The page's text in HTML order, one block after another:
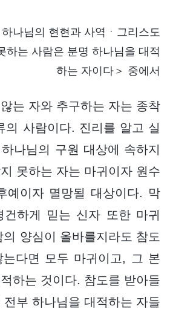
님의 현현과 사역ㆍ그리스도
하는 사람은 분명 하나님을 대적
하는 자이다＞ 중에서
는 자와 추구하는 자는 종착
의 사람이다. 진리를 알고 실
나님의 구원 대상에 속하지
못하는 자는 마귀이자 원수
예이자 멸망될 대상이다. 막
건하게 믿는 신자 또한 마귀
양심이 올바를지라도 참도
다면 모두 마귀이고, 그 본
하는 것이다. 참도를 받아들
전부 하나님을 대적하는 자들